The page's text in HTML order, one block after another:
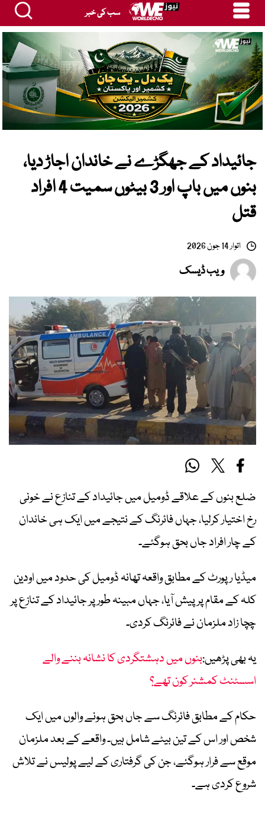
سب کی خبر
جائیداد کے جھگڑے نے خاندان اجاڑ دیا،
بنوں میں باپ اور 3 بیٹوں سمیت 4 افراد
قتل
اتوار 14 جون 2026
ویب ڈیسک
ضلع بنوں کے علاقے ڈومیل میں جائیداد کے تنازع نے خونی
رخ اختیار کرلیا، جہاں فائرنگ کے نتیجے میں ایک ہی خاندان
کے چار افراد جاں بحق ہوگئے۔
میڈیا رپورٹ کے مطابق واقعہ تھانہ ڈومیل کی حدود میں اودین
کلہ کے مقام پر پیش آیا، جہاں مبینہ طور پر جائیداد کے تنازع پر
چچا زاد ملزمان نے فائرنگ کردی۔
یہ بھی پڑھیں:بنوں میں دہشتگردی کا نشانہ بننے والے
اسسٹنٹ کمشنر کون تھے؟
حکام کے مطابق فائرنگ سے جاں بحق ہونے والوں میں ایک
شخص اور اس کے تین بیٹے شامل ہیں۔ واقعے کے بعد ملزمان
موقع سے فرار ہوگئے، جن کی گرفتاری کے لیے پولیس نے تلاش
شروع کردی ہے۔